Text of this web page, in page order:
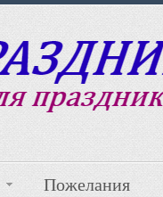
Пожелания